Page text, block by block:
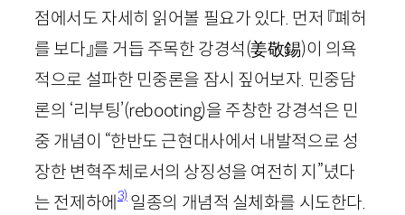
점에서도 자세히 읽어볼 필요가 있다. 먼저 『폐허
를 보다』를 거듭 주목한 강경석(姜敬錫)이 의욕
적으로 설파한 민중론을 잠시 짚어보자. 민중담
론의 ‘리부팅’(rebooting)을 주창한 강경석은 민
중 개념이 “한반도 근현대사에서 내발적으로 성
장한 변혁주체로서의 상징성을 여전히 지”녔다
는 전제하에3)일종의 개념적 실체화를 시도한다.